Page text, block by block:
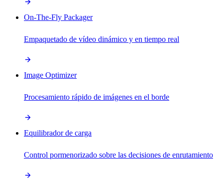
On-The-Fly Packager
Empaquetado de vídeo dinámico y en tiempo real
Image Optimizer
Procesamiento rápido de imágenes en el borde
Equilibrador de carga
Control pormenorizado sobre las decisiones de enrutamiento